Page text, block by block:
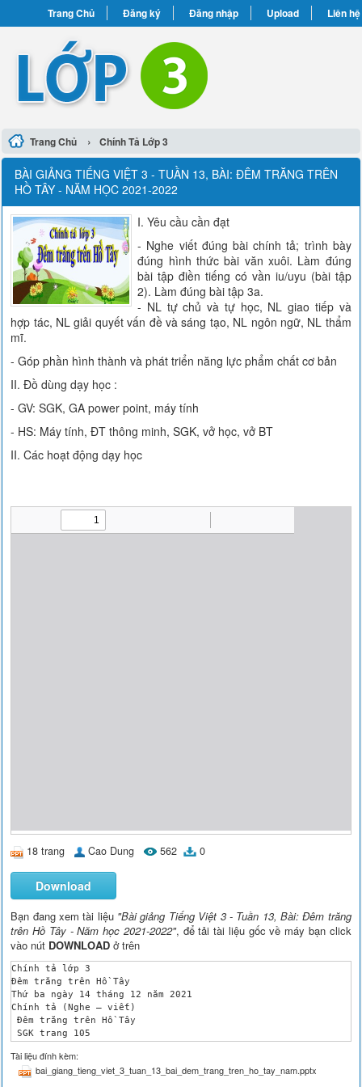
Trang Chủ Đăng ký Đăng nhập Upload Liên hệ
Trang Chủ › Chính Tả Lớp 3
BÀI GIẢNG TIẾNG VIỆT 3 - TUẦN 13, BÀI: ĐÊM TRĂNG TRÊN
HỒ TÂY - NĂM HỌC 2021-2022
I. Yêu cầu cần đạt
- Nghe viết đúng bài chính tả; trình bày
đúng hình thức bài văn xuôi. Làm đúng
bài tập điền tiếng có vần iu/uyu (bài tập
2). Làm đúng bài tập 3a.
- NL tự chủ và tự học, NL giao tiếp và
hợp tác, NL giải quyết vấn đề và sáng tạo, NL ngôn ngữ, NL thẩm
mĩ.
- Góp phần hình thành và phát triển năng lực phẩm chất cơ bản
II. Đồ dùng dạy học :
- GV: SGK, GA power point, máy tính
- HS: Máy tính, ĐT thông minh, SGK, vở học, vở BT
II. Các hoạt động dạy học
18 trang Cao Dung 562 0
Download
Bạn đang xem tài liệu "Bài giảng Tiếng Việt 3 - Tuần 13, Bài: Đêm trăng
trên Hồ Tây - Năm học 2021-2022", để tải tài liệu gốc về máy bạn click
vào nút DOWNLOAD ở trên
Chính tả lớp 3
Đêm trăng trên Hồ Tây
Thứ ba ngày 14 tháng 12 năm 2021
Chính tả (Nghe – viết)
Đêm trăng trên Hồ Tây
SGK trang 105
I. Yêu cầu cần đạt
- Nghe viết đúng bài chính tả; trình bày đúng hình thức bài
- Góp phần hình thành và phát triển năng lực phẩm chất cơ bản
Tài liệu đính kèm:
bai_giang_tieng_viet_3_tuan_13_bai_dem_trang_tren_ho_tay_nam.pptx